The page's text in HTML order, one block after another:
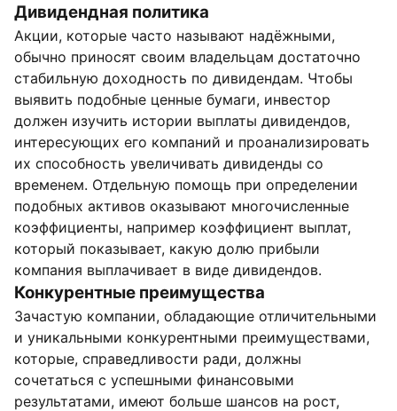
Дивидендная политика
Акции, которые часто называют надёжными,
обычно приносят своим владельцам достаточно
стабильную доходность по дивидендам. Чтобы
выявить подобные ценные бумаги, инвестор
должен изучить истории выплаты дивидендов,
интересующих его компаний и проанализировать
их способность увеличивать дивиденды со
временем. Отдельную помощь при определении
подобных активов оказывают многочисленные
коэффициенты, например коэффициент выплат,
который показывает, какую долю прибыли
компания выплачивает в виде дивидендов.
Конкурентные преимущества
Зачастую компании, обладающие отличительными
и уникальными конкурентными преимуществами,
которые, справедливости ради, должны
сочетаться с успешными финансовыми
результатами, имеют больше шансов на рост,